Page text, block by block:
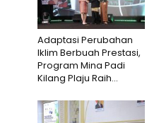
Adaptasi Perubahan
Iklim Berbuah Prestasi,
Program Mina Padi
Kilang Plaju Raih...